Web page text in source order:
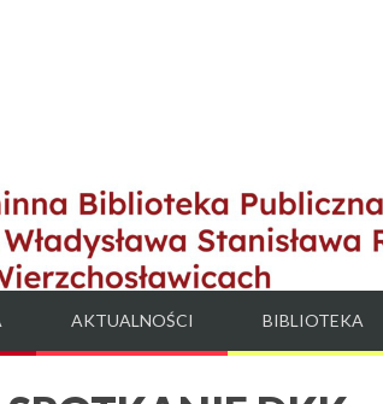
AKTUALNOŚCI BIBLIOTEKA